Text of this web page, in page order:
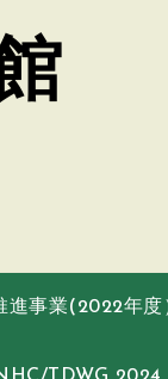
進事業(2022年度